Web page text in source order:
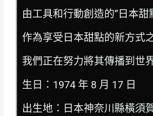
由工具和行動創造的”日本甜
作為享受日本甜點的新方式
我們正在努力將其傳播到世
生日：1974 年 8 月 17 日
出生地：日本神奈川縣橫須